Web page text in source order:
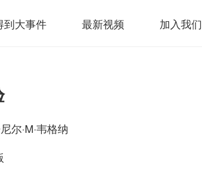
到大事件 最新视频 加入我们
尔·M·韦格纳